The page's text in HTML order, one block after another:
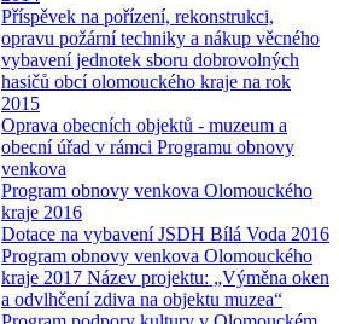
Příspěvek na pořízení, rekonstrukci,
opravu požární techniky a nákup věcného
vybavení jednotek sboru dobrovolných
hasičů obcí olomouckého kraje na rok
2015
Oprava obecních objektů - muzeum a
obecní úřad v rámci Programu obnovy
venkova
Program obnovy venkova Olomouckého
kraje 2016
Dotace na vybavení JSDH Bílá Voda 2016
Program obnovy venkova Olomouckého
kraje 2017 Název projektu: „Výměna oken
a odvlhčení zdiva na objektu muzea“